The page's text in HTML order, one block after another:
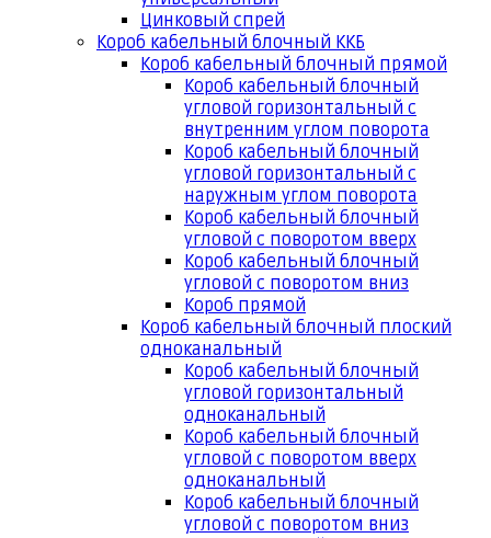
Цинковый спрей
Короб кабельный блочный ККБ
Короб кабельный блочный прямой
Короб кабельный блочный
угловой горизонтальный с
внутренним углом поворота
Короб кабельный блочный
угловой горизонтальный с
наружным углом поворота
Короб кабельный блочный
угловой с поворотом вверх
Короб кабельный блочный
угловой с поворотом вниз
Короб прямой
Короб кабельный блочный плоский
одноканальный
Короб кабельный блочный
угловой горизонтальный
одноканальный
Короб кабельный блочный
угловой с поворотом вверх
одноканальный
Короб кабельный блочный
угловой с поворотом вниз